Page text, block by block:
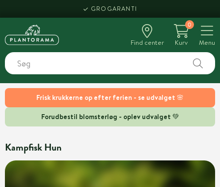
Frisk krukkerne op efter ferien - se udvalget 🌸
Forudbestil blomsterløg - oplev udvalget 💚
GROGARANTI
Find center
0
Kurv
Menu
Kampfisk Hun